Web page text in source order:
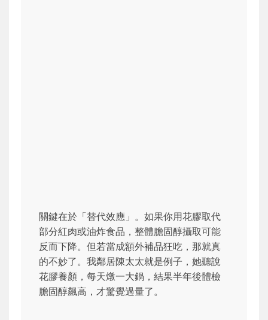
關鍵在於「替代效應」。如果你用花膠取代
部分紅肉或油炸食品，整體膽固醇攝取可能
反而下降。但若當成額外補品狂吃，那就真
的不妙了。我鄰居陳太太就是例子，她聽說
花膠養顏，每天燉一大鍋，結果半年後體檢
膽固醇飆高，才驚覺過量了。